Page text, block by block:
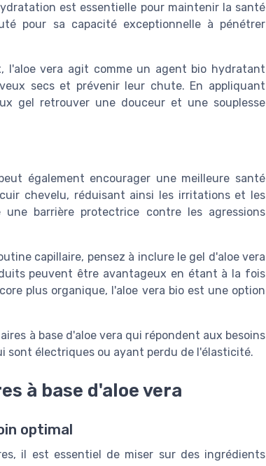
est essentielle pour maintenir la santé
pour sa capacité exceptionnelle à pénétrer
l'aloe vera agit comme un agent bio hydratant
secs et prévenir leur chute. En appliquant
gel retrouver une douceur et une souplesse
également encourager une meilleure santé
chevelu, réduisant ainsi les irritations et les
barrière protectrice contre les agressions
capillaire, pensez à inclure le gel d'aloe vera
peuvent être avantageux en étant à la fois
plus organique, l'aloe vera bio est une option
à base d'aloe vera qui répondent aux besoins
sont électriques ou ayant perdu de l'élasticité.
à base d'aloe vera
optimal
il est essentiel de miser sur des ingrédients